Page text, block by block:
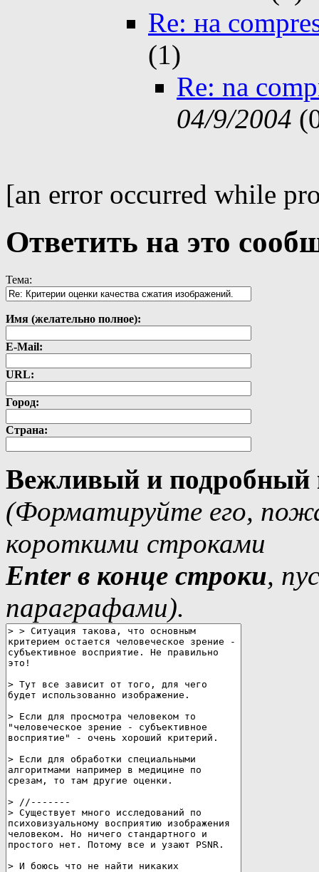
Re: на
(1)
Re: na
04/9/2004 (
[an error occurred while
Ответить на это
Тема:
Имя (желательно полное):
E-Mail:
URL:
Город:
Страна:
Вежливый и подробный
(Форматируйте его,
короткими строками
Еnter в конце строки,
параграфами).